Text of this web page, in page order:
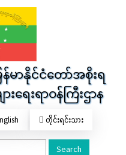
မာနိုင်ငံတော်အစိုးရ
းရေးရာဝန်ကြီးဌာန
တိုင်းရင်းသား
Search